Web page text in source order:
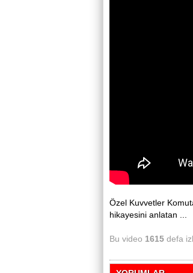
Özel Kuvvetler
hikayesini anlatan ...
Bu video 1615 defa